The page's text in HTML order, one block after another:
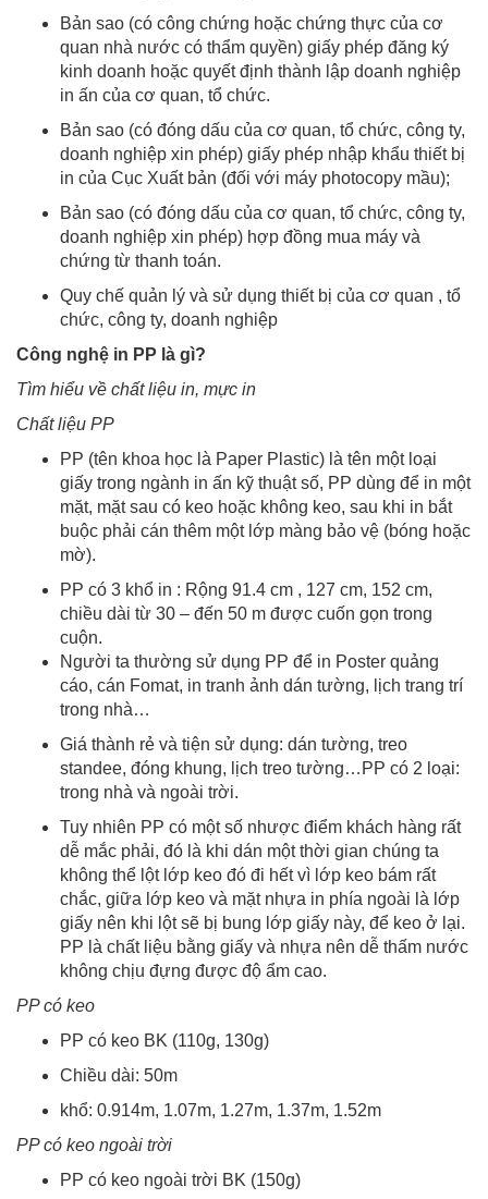
Bản sao (có công chứng hoặc chứng thực của cơ
quan nhà nước có thẩm quyền) giấy phép đăng ký
kinh doanh hoặc quyết định thành lập doanh nghiệp
in ấn của cơ quan, tổ chức.
Bản sao (có đóng dấu của cơ quan, tổ chức, công ty,
doanh nghiệp xin phép) giấy phép nhập khẩu thiết bị
in của Cục Xuất bản (đối với máy photocopy mầu);
Bản sao (có đóng dấu của cơ quan, tổ chức, công ty,
doanh nghiệp xin phép) hợp đồng mua máy và
chứng từ thanh toán.
Quy chế quản lý và sử dụng thiết bị của cơ quan , tổ
chức, công ty, doanh nghiệp
Công nghệ in PP là gì?
Tìm hiểu về chất liệu in, mực in
Chất liệu PP
PP (tên khoa học là Paper Plastic) là tên một loại
giấy trong ngành in ấn kỹ thuật số, PP dùng để in một
mặt, mặt sau có keo hoặc không keo, sau khi in bắt
buộc phải cán thêm một lớp màng bảo vệ (bóng hoặc
mờ).
PP có 3 khổ in : Rộng 91.4 cm , 127 cm, 152 cm,
chiều dài từ 30 – đến 50 m được cuốn gọn trong
cuộn.
Người ta thường sử dụng PP để in Poster quảng
cáo, cán Fomat, in tranh ảnh dán tường, lịch trang trí
trong nhà…
Giá thành rẻ và tiện sử dụng: dán tường, treo
standee, đóng khung, lịch treo tường…PP có 2 loại:
trong nhà và ngoài trời.
Tuy nhiên PP có một số nhược điểm khách hàng rất
dễ mắc phải, đó là khi dán một thời gian chúng ta
không thể lột lớp keo đó đi hết vì lớp keo bám rất
chắc, giữa lớp keo và mặt nhựa in phía ngoài là lớp
giấy nên khi lột sẽ bị bung lớp giấy này, để keo ở lại.
PP là chất liệu bằng giấy và nhựa nên dễ thấm nước
không chịu đựng được độ ẩm cao.
PP có keo
PP có keo BK (110g, 130g)
Chiều dài: 50m
khổ: 0.914m, 1.07m, 1.27m, 1.37m, 1.52m
PP có keo ngoài trời
PP có keo ngoài trời BK (150g)